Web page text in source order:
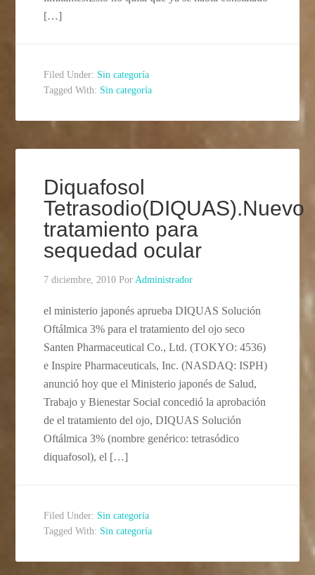
[…]
Filed Under: Sin categoría
Tagged With: Sin categoría
Diquafosol
Tetrasodio(DIQUAS).Nuevo
tratamiento para
sequedad ocular
7 diciembre, 2010 PorAdministrador
el ministerio japonés aprueba DIQUAS Solución
Oftálmica 3% para el tratamiento del ojo seco
Santen Pharmaceutical Co., Ltd. (TOKYO: 4536)
e Inspire Pharmaceuticals, Inc. (NASDAQ: ISPH)
anunció hoy que el Ministerio japonés de Salud,
Trabajo y Bienestar Social concedió la aprobación
de el tratamiento del ojo, DIQUAS Solución
Oftálmica 3% (nombre genérico: tetrasódico
diquafosol), el […]
Filed Under: Sin categoría
Tagged With: Sin categoría